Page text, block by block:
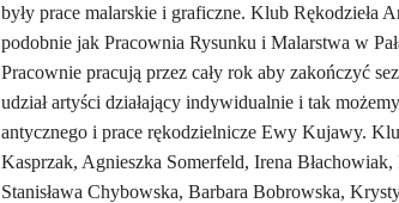
były prace malarskie i graficzne. Klub
podobnie jak Pracownia Rysunku i Malarstwa w
Pracownie pracują przez cały rok aby zakończyć
udział artyści działający indywidualnie i tak
antycznego i prace rękodzielnicze Ewy Kujawy.
Kasprzak, Agnieszka Somerfeld, Irena
Stanisława Chybowska, Barbara Bobrowska,